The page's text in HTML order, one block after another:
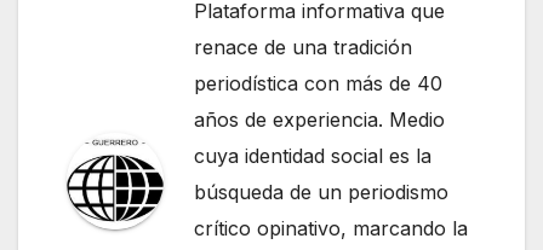
Plataforma informativa que
renace de una tradición
periodística con más de 40
años de experiencia. Medio
cuya identidad social es la
búsqueda de un periodismo
crítico opinativo, marcando la